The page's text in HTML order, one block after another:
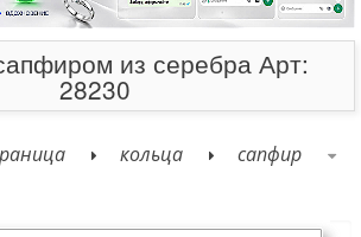
из серебра Арт:
28230
кольца сапфир